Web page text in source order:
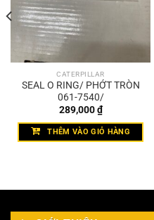
CATERPILLAR
SEAL O RING/ PHỚT TRÒN
061-7540/
289,000₫
THÊM VÀO GIỎ HÀNG